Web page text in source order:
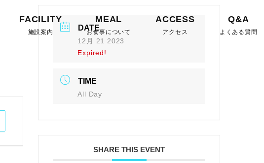
FACILITY
施設案内
MEAL
お食事について
ACCESS
アクセス
Q&A
よくある質問
DATE
12月 21 2023
Expired!
TIME
All Day
SHARE THIS EVENT